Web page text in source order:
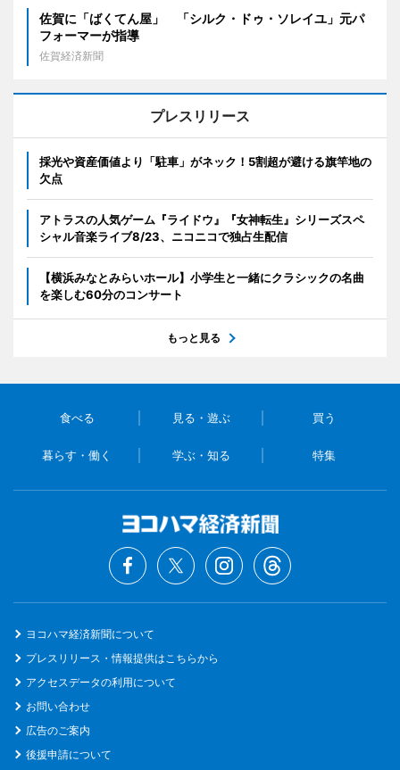
佐賀に「ばくてん屋」 「シルク・ドゥ・ソレイユ」元パ
フォーマーが指導
佐賀経済新聞
プレスリリース
採光や資産価値より「駐車」がネック！5割超が避ける旗竿地の
欠点
アトラスの人気ゲーム『ライドウ』『女神転生』シリーズスペ
シャル音楽ライブ8/23、ニコニコで独占生配信
【横浜みなとみらいホール】小学生と一緒にクラシックの名曲
を楽しむ60分のコンサート
もっと見る
食べる 見る・遊ぶ 買う
暮らす・働く 学ぶ・知る 特集
ヨコハマ経済新聞について
プレスリリース・情報提供はこちらから
アクセスデータの利用について
お問い合わせ
広告のご案内
後援申請について